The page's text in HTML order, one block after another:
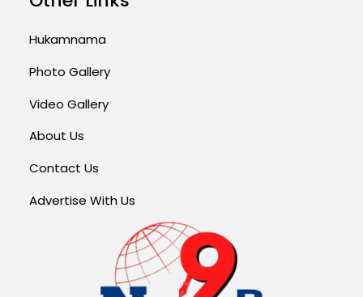
Hukamnama
Photo Gallery
Video Gallery
About Us
Contact Us
Advertise With Us